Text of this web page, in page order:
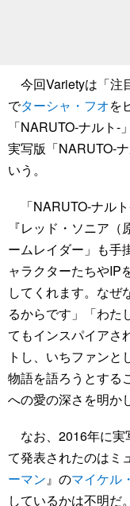
今回Varietyは「注
でターシャ・フオを
「NARUTO-ナルト-
実写版「NARUTO-
いう。
「NARUTO-ナル
『レッド・ソニア
ームレイダー」も手
ャラクターたちやIP
してくれます。なぜ
るからです」「わた
てもインスパイアさ
トし、いちファン
物語を語ろうとする
への愛の深さを明か
なお、2016年に実
て発表されたのはミ
ーマン』のマイケル
しているかは不明だ